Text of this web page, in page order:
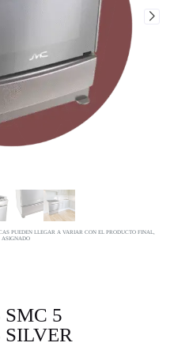
PUEDEN LLEGAR A VARIAR CON EL PRODUCTO FINAL,
ASIGNADO
5